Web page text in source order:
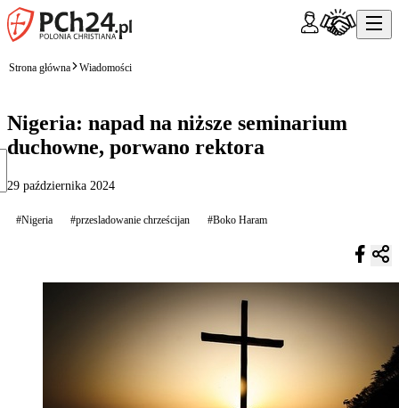
Strona główna Wiadomości
Nigeria: napad na niższe seminarium
duchowne, porwano rektora
29 października 2024
#Nigeria #przesladowanie chrześcijan #Boko Haram